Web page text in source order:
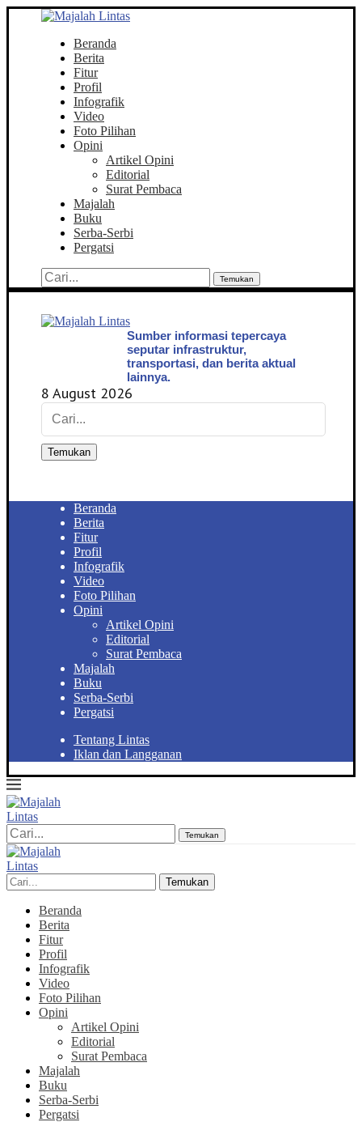
Beranda
Berita
Fitur
Profil
Infografik
Video
Foto Pilihan
Opini
Artikel Opini
Editorial
Surat Pembaca
Majalah
Buku
Serba-Serbi
Pergatsi
Temukan
Sumber informasi tepercaya
seputar infrastruktur,
transportasi, dan berita aktual
lainnya.
8 August 2026
Temukan
Beranda
Berita
Fitur
Profil
Infografik
Video
Foto Pilihan
Opini
Artikel Opini
Editorial
Surat Pembaca
Majalah
Buku
Serba-Serbi
Pergatsi
Tentang Lintas
Iklan dan Langganan
Temukan
Temukan
Beranda
Berita
Fitur
Profil
Infografik
Video
Foto Pilihan
Opini
Artikel Opini
Editorial
Surat Pembaca
Majalah
Buku
Serba-Serbi
Pergatsi